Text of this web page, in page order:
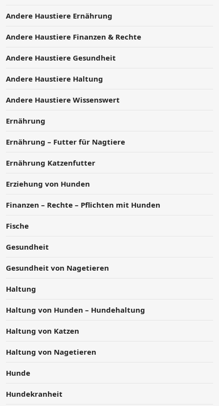
Andere Haustiere Ernährung
Andere Haustiere Finanzen & Rechte
Andere Haustiere Gesundheit
Andere Haustiere Haltung
Andere Haustiere Wissenswert
Ernährung
Ernährung – Futter für Nagtiere
Ernährung Katzenfutter
Erziehung von Hunden
Finanzen – Rechte – Pflichten mit Hunden
Fische
Gesundheit
Gesundheit von Nagetieren
Haltung
Haltung von Hunden – Hundehaltung
Haltung von Katzen
Haltung von Nagetieren
Hunde
Hundekranheit